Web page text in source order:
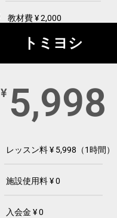
教材費 ¥ 2,000
トミヨシ
¥ 5,998
レッスン料 ¥ 5,998（1時間）
施設使用料 ¥ 0
入会金 ¥ 0